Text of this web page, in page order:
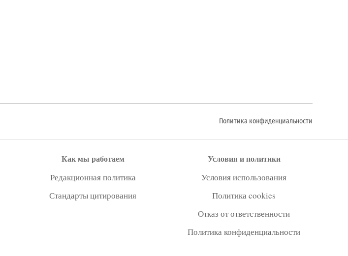
Политика конфиденциальности
Как мы работаем
Редакционная политика
Стандарты цитирования
Условия и политики
Условия использования
Политика cookies
Отказ от ответственности
Политика конфиденциальности